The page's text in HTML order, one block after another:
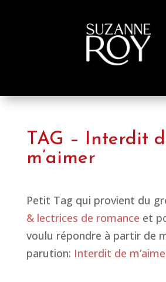
TAG – Interdit
m’aimer
Petit Tag qui provient du
& lectrices de romance et
voulu répondre à partir de
parution: Interdit de